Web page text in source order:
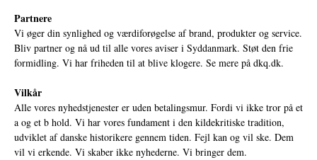
Partnere
Vi øger din synlighed og værdiforøgelse af brand, produkter og service.
Bliv partner og nå ud til alle vores aviser i Syddanmark. Støt den frie
formidling. Vi har friheden til at blive klogere. Se mere på dkq.dk.
Vilkår
Alle vores nyhedstjenester er uden betalingsmur. Fordi vi ikke tror på et
a og et b hold. Vi har vores fundament i den kildekritiske tradition,
udviklet af danske historikere gennem tiden. Fejl kan og vil ske. Dem
vil vi erkende. Vi skaber ikke nyhederne. Vi bringer dem.